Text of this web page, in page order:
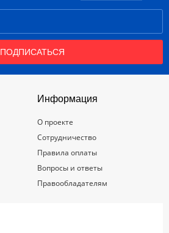
ПОДПИСАТЬСЯ
Информация
О проекте
Сотрудничество
Правила оплаты
Вопросы и ответы
Правообладателям